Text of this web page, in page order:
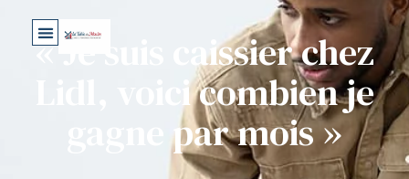
« Je suis caissier chez
Lidl, voici combien je
gagne par mois »